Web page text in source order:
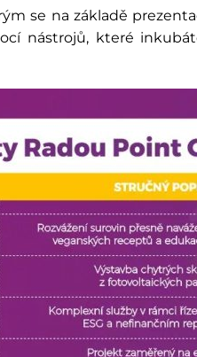
se na základě
nástrojů, které